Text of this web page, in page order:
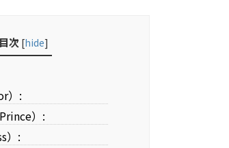
目次[hide]
）:
）:
）: